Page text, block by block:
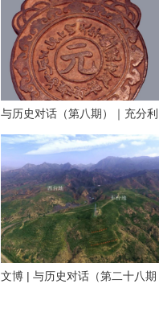
与历史对话（第八期）｜充分利
用内蒙古元代文化遗产资源，铸
牢中华民族共同体意识
文博 | 与历史对话（第二十八期